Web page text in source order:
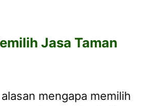
Jasa Taman
mengapa memilih